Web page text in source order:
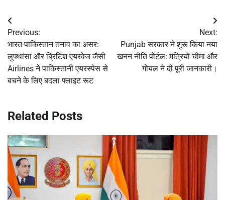
Post
navigation
Previous:
भारत-पाकिस्तान तनाव का असर:
लुफ्थांसा और ब्रिटिश एयरवेज जैसी
Airlines ने पाकिस्तानी एयरस्पेस से
बचने के लिए बदला फ्लाइट रूट
Next:
Punjab सरकार ने शुरू किया नया
खनन नीति पोर्टल: मंत्रियों चीमा और
गोयल ने दी पूरी जानकारी।
Related Posts